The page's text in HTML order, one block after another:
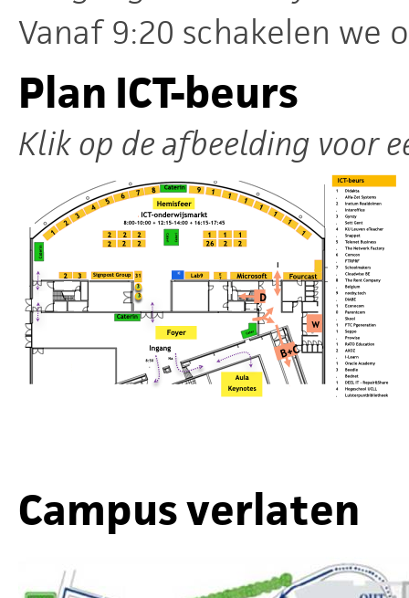
Vanaf 9:20 schakelen we
Plan ICT-beurs
Klik op de afbeelding voor
Campus verlaten